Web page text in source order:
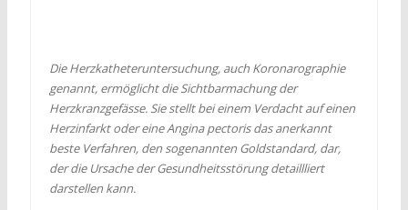
Die Herzkatheteruntersuchung, auch Koronarographie
genannt, ermöglicht die Sichtbarmachung der
Herzkranzgefässe. Sie stellt bei einem Verdacht auf einen
Herzinfarkt oder eine Angina pectoris das anerkannt
beste Verfahren, den sogenannten Goldstandard, dar,
der die Ursache der Gesundheitsstörung detaillliert
darstellen kann.